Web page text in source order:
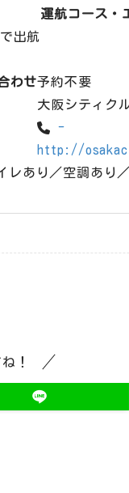
出航
運航コース・
わせ予約不要
大阪シティク
-
http://
レあり／空調あり
！